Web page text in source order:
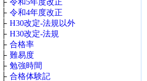
├ 令和5年度改正
├ 令和4年度改正
├ H30改定‐法規以外
├ H30改定‐法規
├ 合格率
├ 難易度
├ 勉強時間
├ 合格体験記